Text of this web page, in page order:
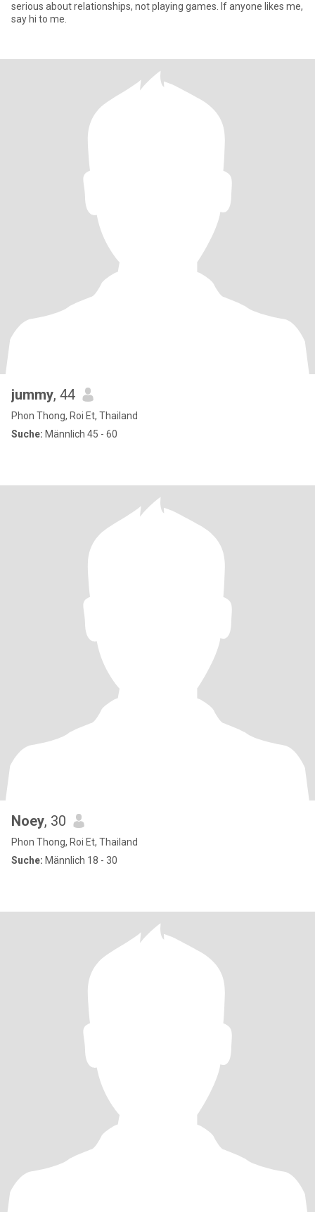
serious about relationships, not playing games. If anyone likes me,
say hi to me.
jummy, 44
Phon Thong, Roi Et, Thailand
Suche: Männlich 45 - 60
Noey, 30
Phon Thong, Roi Et, Thailand
Suche: Männlich 18 - 30